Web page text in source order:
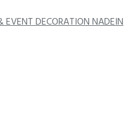
EVENT DECORATION NADEIN